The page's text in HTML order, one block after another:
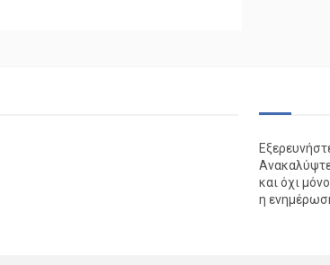
και όχι
η